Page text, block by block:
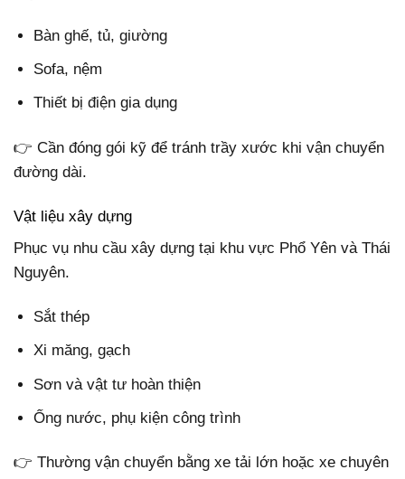
Bàn ghế, tủ, giường
Sofa, nệm
Thiết bị điện gia dụng
👉 Cần đóng gói kỹ để tránh trầy xước khi vận chuyển
đường dài.
Vật liệu xây dựng
Phục vụ nhu cầu xây dựng tại khu vực Phổ Yên và Thái
Nguyên.
Sắt thép
Xi măng, gạch
Sơn và vật tư hoàn thiện
Ống nước, phụ kiện công trình
👉 Thường vận chuyển bằng xe tải lớn hoặc xe chuyên